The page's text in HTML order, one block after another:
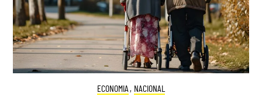
ECONOMIA , NACIONAL